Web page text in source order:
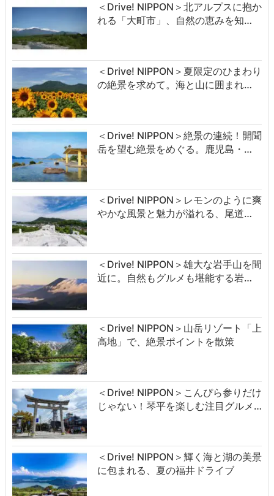
＜Drive! NIPPON＞北アルプスに抱か
れる「大町市」、自然の恵みを知…
＜Drive! NIPPON＞夏限定のひまわり
の絶景を求めて。海と山に囲まれ…
＜Drive! NIPPON＞絶景の連続！開聞
岳を望む絶景をめぐる。鹿児島・…
＜Drive! NIPPON＞レモンのように爽
やかな風景と魅力が溢れる、尾道…
＜Drive! NIPPON＞雄大な岩手山を間
近に。自然もグルメも堪能する岩…
＜Drive! NIPPON＞山岳リゾート「上
高地」で、絶景ポイントを散策
＜Drive! NIPPON＞こんぴら参りだけ
じゃない！琴平を楽しむ注目グルメ…
＜Drive! NIPPON＞輝く海と湖の美景
に包まれる、夏の福井ドライブ